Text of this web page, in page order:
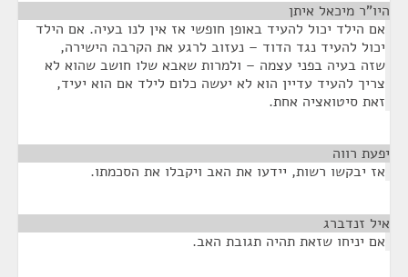
היו"ר מיכאל איתן
אם הילד יכול להעיד באופן חופשי אז אין לנו בעיה. אם הילד
יכול להעיד נגד הדוד – נעזוב לרגע את הקרבה הישירה,
שזה בעיה בפני עצמה – ולמרות שאבא שלו חושב שהוא לא
צריך להעיד עדיין הוא לא יעשה כלום לילד אם הוא יעיד,
זאת סיטואציה אחת.
יפעת רווה
אז יבקשו רשות, יידעו את האב ויקבלו את הסכמתו.
איל זנדברג
אם יניחו שזאת תהיה תגובת האב.